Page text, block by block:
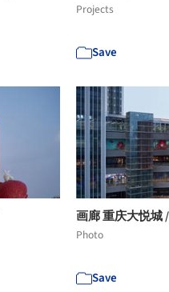
Projects
Save
画廊 重庆大悦城
Photo
Save